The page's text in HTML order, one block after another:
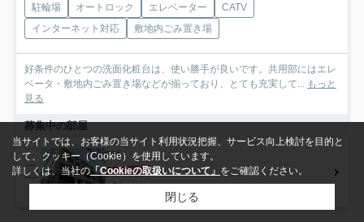
駐輪場 オートロック エレベーター
CATV
インターネット対応
敷地内ごみ置き場
好条件のひとつの洗面化粧台は、使い勝手が良いです。共用部にはエレ
ベータ・敷地内ごみ置き場などが揃っており、とても充実して...
もっと
見る
募集中の部屋
5階
25.8万円
5階 / 122.70㎡ / 3LDK
当サイトでは、お客様の当サイト利用状況把握、サービス向上検討を目的と
して、クッキー（Cookie）を使用しています。
詳しくは、当社の 「Cookieの取扱いについて」 をご確認ください。
閉じる